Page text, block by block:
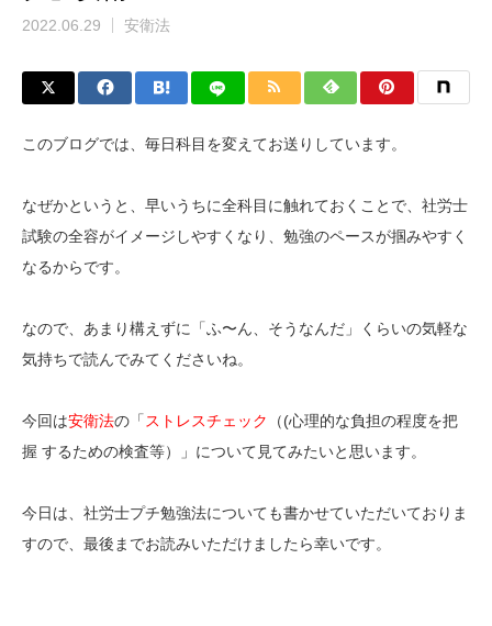
2022.06.29 安衛法
このブログでは、毎日科目を変えてお送りしています。
なぜかというと、早いうちに全科目に触れておくことで、社労士
試験の全容がイメージしやすくなり、勉強のペースが掴みやすく
なるからです。
なので、あまり構えずに「ふ〜ん、そうなんだ」くらいの気軽な
気持ちで読んでみてくださいね。
今回は安衛法の「 ストレスチェック
（(心理的な負担の程度を把
握 するための検査等）」について見てみたいと思います。
今日は、社労士プチ勉強法についても書かせていただいておりま
すので、最後までお読みいただけましたら幸いです。